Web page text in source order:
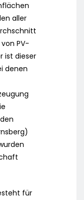
aller
PV-
ist dieser
denen
für